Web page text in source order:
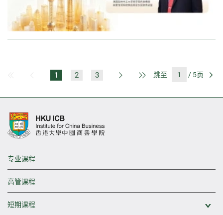
上一页
1 2 3 下一页 最后一页
跳至 / 5页
专业课程
高管课程
短期课程